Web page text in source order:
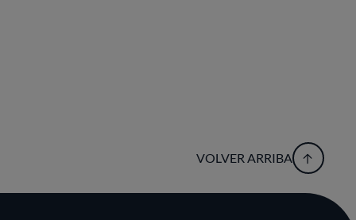
VOLVER ARRIBA